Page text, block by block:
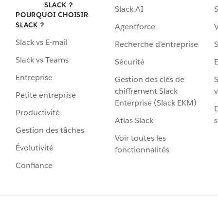
SLACK ?
POURQUOI CHOISIR
SLACK ?
Slack vs E-mail
Slack vs Teams
Entreprise
Petite entreprise
Productivité
Gestion des tâches
Évolutivité
Confiance
Slack AI
Agentforce
Recherche d’entreprise
Sécurité
Gestion des clés de
chiffrement Slack
Enterprise (Slack EKM)
Atlas Slack
Voir toutes les
fonctionnalités